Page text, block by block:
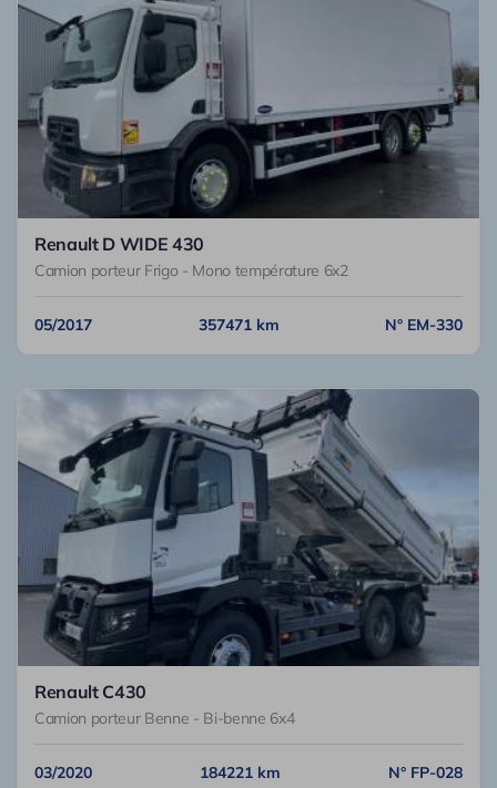
Renault D WIDE 430
Camion porteur Frigo - Mono température 6x2
05/2017 357471 km N° EM-330
Renault C430
Camion porteur Benne - Bi-benne 6x4
03/2020 184221 km N° FP-028